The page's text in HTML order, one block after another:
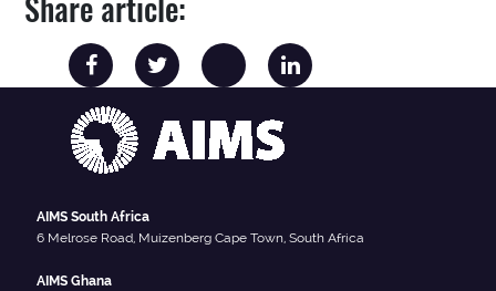
AIMS South Africa
6 Melrose Road, Muizenberg Cape Town, South Africa
AIMS Ghana